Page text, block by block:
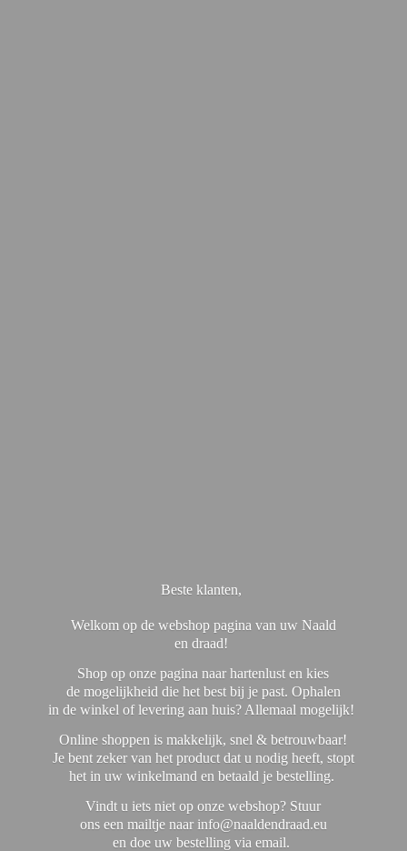
Beste klanten,
Welkom op de webshop pagina van uw Naald
en draad!
Shop op onze pagina naar hartenlust en kies
de mogelijkheid die het best bij je past. Ophalen
in de winkel of levering aan huis? Allemaal mogelijk!
Online shoppen is makkelijk, snel & betrouwbaar!
Je bent zeker van het product dat u nodig heeft, stopt
het in uw winkelmand en betaald je bestelling.
Vindt u iets niet op onze webshop? Stuur
ons een mailtje naar info@naaldendraad.eu
en doe uw bestelling via email.